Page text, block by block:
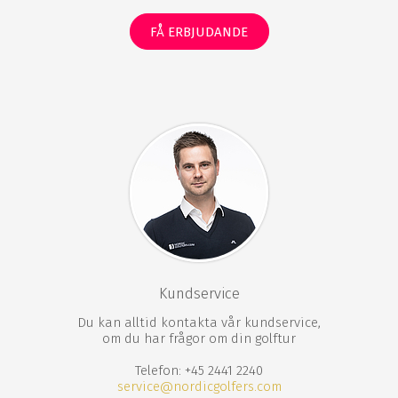
golfbanan kan du komma tillbaka till Heritage Awali
Golf & Spa och koppla av vid den härliga
utomhuspoolen eller på den kritvita sandstranden. Du
En golfvistelse på Heritage Awali Golf & Spa är en
upplevelse du alltid vill minnas. Den fantastiska
golfresorten har allt man kan tänkas vilja ha för att
göra en golfvistelse på Mauritius helt perfekt.
Heritage Awali Golf & Spa data om banan
6478 meter från guld tee
5740 meter från blå tee
5214 meter från grön tee
4761 meter från röd tee
FÅ ERBJUDANDE
Kundservice
Du kan alltid kontakta vår kundservice,
om du har frågor om din golftur
Telefon: +45 2441 2240
service@nordicgolfers.com